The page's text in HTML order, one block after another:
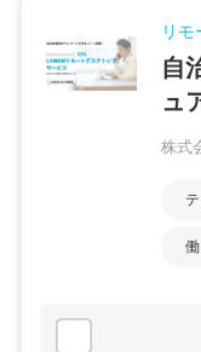
リモ
自
ュ
株式